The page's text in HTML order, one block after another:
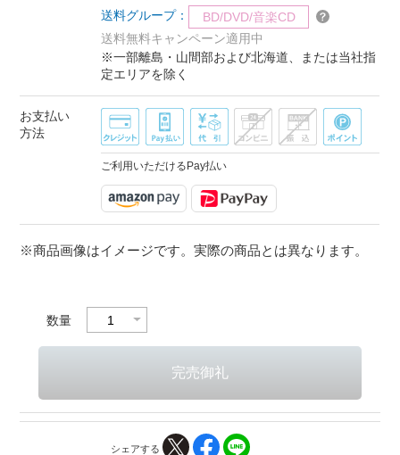
送料グループ：
BD/DVD/音楽CD
送料無料キャンペーン適用中
※一部離島・山間部および北海道、または当社指
定エリアを除く
お支払い
方法
ご利用いただけるPay払い
※商品画像はイメージです。実際の商品とは異なります。
数量
シェアする